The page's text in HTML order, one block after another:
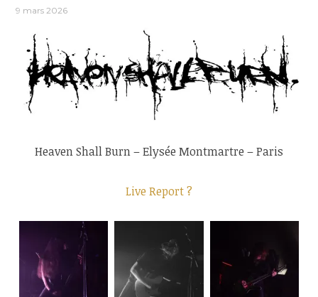
9 mars 2026
Heaven Shall Burn – Elysée Montmartre – Paris
Live Report ?